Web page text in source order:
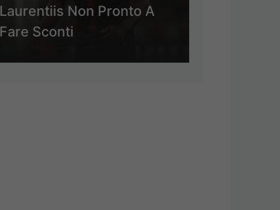
Laurentiis Non Pronto A
Fare Sconti